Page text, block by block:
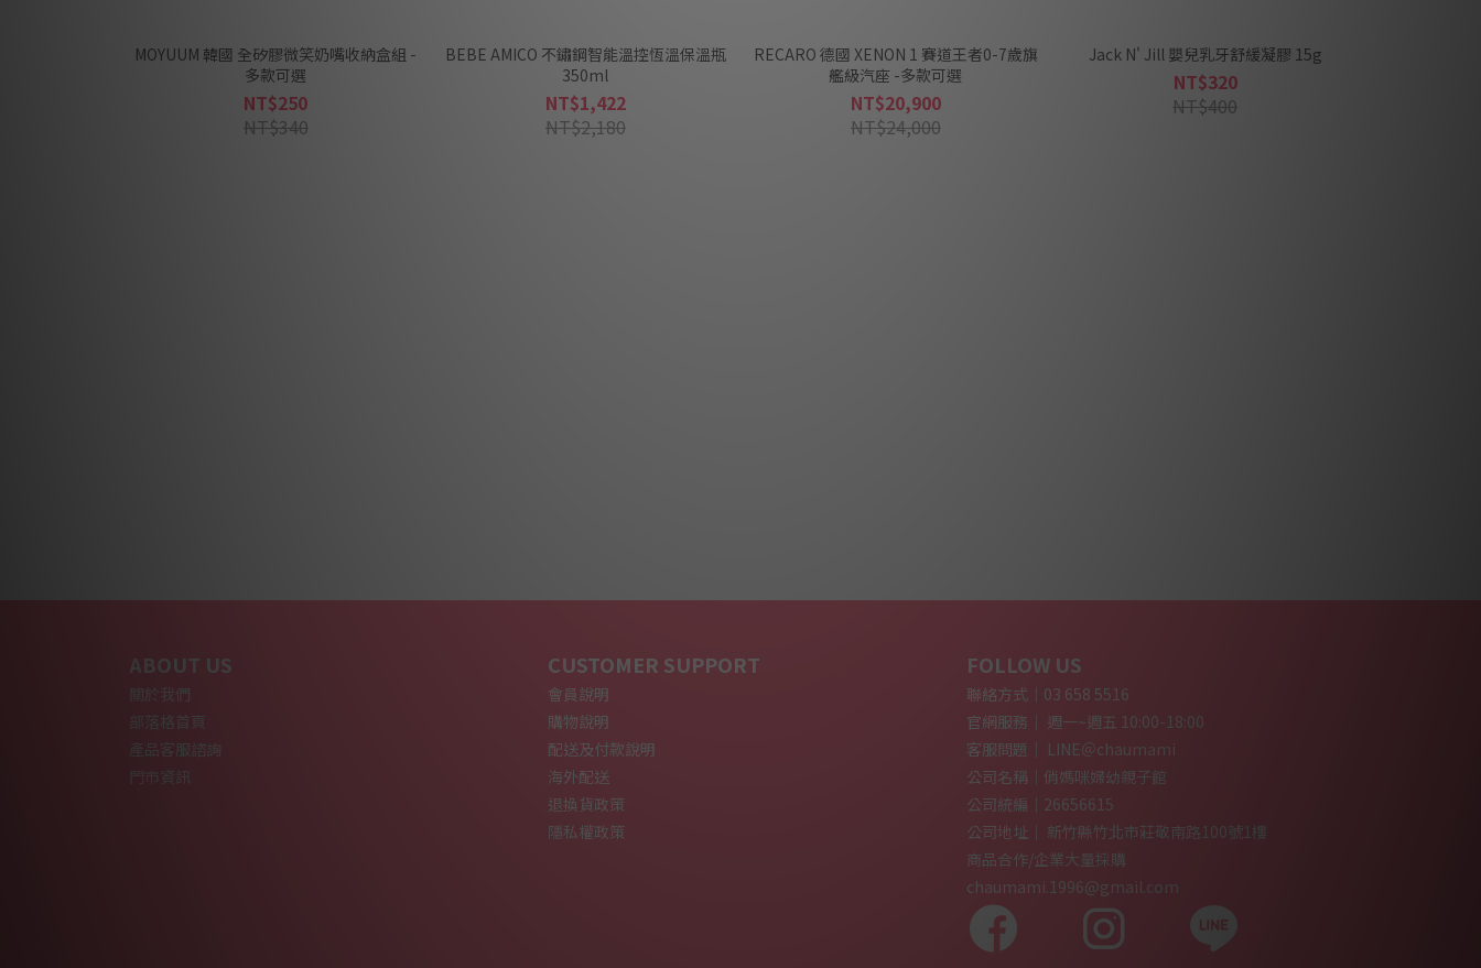
MOYUUM 韓國 全矽膠微笑奶嘴收納盒組 -
多款可選
NT$250
NT$340
BEBE AMICO 不鏽鋼智能溫控恆溫保溫瓶
350ml
NT$1,422
NT$2,180
RECARO 德國 XENON 1 賽道王者0-7歲旗
艦級汽座 -多款可選
NT$20,900
NT$24,000
Jack N' Jill 嬰兒乳牙舒緩凝膠 15g
NT$320
NT$400
ABOUT US
關於我們
部落格首頁
產品客服諮詢
門市資訊
CUSTOMER SUPPORT
會員說明
購物說明
配送及付款說明
海外配送
退換貨政策
隱私權政策
FOLLOW US
聯絡方式｜03 658 5516
官網服務｜ 週一~週五 10:00-18:00
客服問題｜ LINE＠chaumami
公司名稱｜俏媽咪婦幼親子館
公司統編｜26656615
公司地址｜ 新竹縣竹北市莊敬南路100號1樓
商品合作/企業大量採購
chaumami.1996@gmail.com